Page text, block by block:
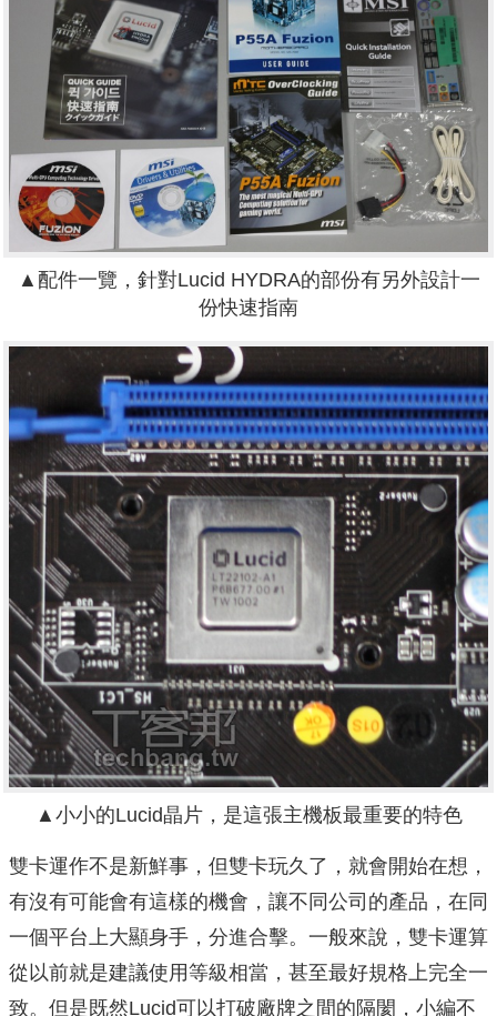
▲配件一覽，針對Lucid HYDRA的部份有另外設計一
份快速指南
▲小小的Lucid晶片，是這張主機板最重要的特色
雙卡運作不是新鮮事，但雙卡玩久了，就會開始在想，
有沒有可能會有這樣的機會，讓不同公司的產品，在同
一個平台上大顯身手，分進合擊。一般來說，雙卡運算
從以前就是建議使用等級相當，甚至最好規格上完全一
致。但是既然Lucid可以打破廠牌之間的隔閡，小編不